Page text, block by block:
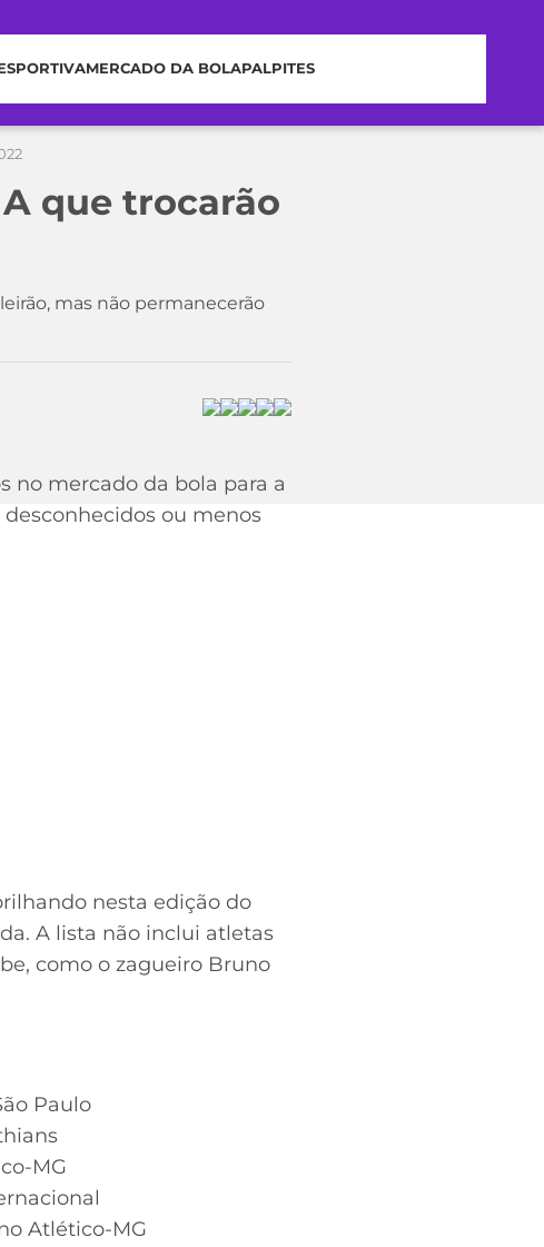
MERCADO DA BOLAPALPITES
que trocarão
mas não permanecerão
no mercado da bola para a
ou menos
nesta edição do
A lista não inclui atletas
como o zagueiro Bruno
Paulo
MG
Atlético-MG